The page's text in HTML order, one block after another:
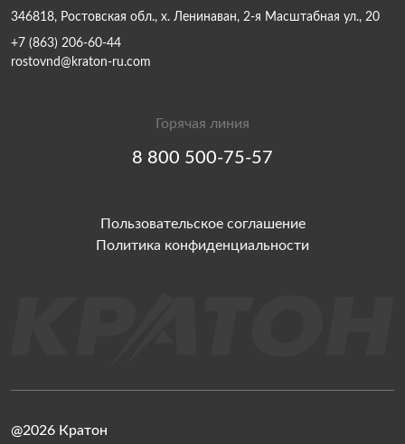
346818, Ростовская обл., х. Ленинаван, 2-я Масштабная ул., 20
+7 (863) 206-60-44
rostovnd@kraton-ru.com
Горячая линия
8 800 500-75-57
Пользовательское соглашение
Политика конфиденциальности
@2026 Кратон